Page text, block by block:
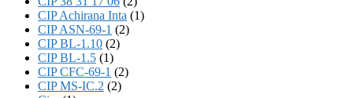
CIP Achirana Inta (1)
CIP ASN-69-1 (2)
CIP BL-1.10 (2)
CIP BL-1.5 (1)
CIP CFC-69-1 (2)
CIP MS-IC.2 (2)